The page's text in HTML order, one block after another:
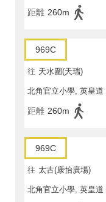
距離 260m
969C
往 天水圍(天瑞)
北角官立小學, 英皇道
距離 260m
969C
往 太古(康怡廣場)
北角官立小學, 英皇道